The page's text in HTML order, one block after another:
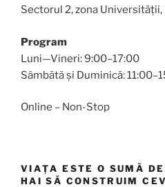
Sectorul 2, zona
Program
Luni—Vineri: 9:00–17:00
Sâmbătă și Duminică:
Online – Non-Stop
VIAȚA ESTE O SUMĂ
HAI SĂ CONSTRUIM